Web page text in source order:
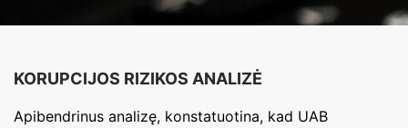
KORUPCIJOS RIZIKOS ANALIZĖ
Apibendrinus analizę, konstatuotina, kad UAB